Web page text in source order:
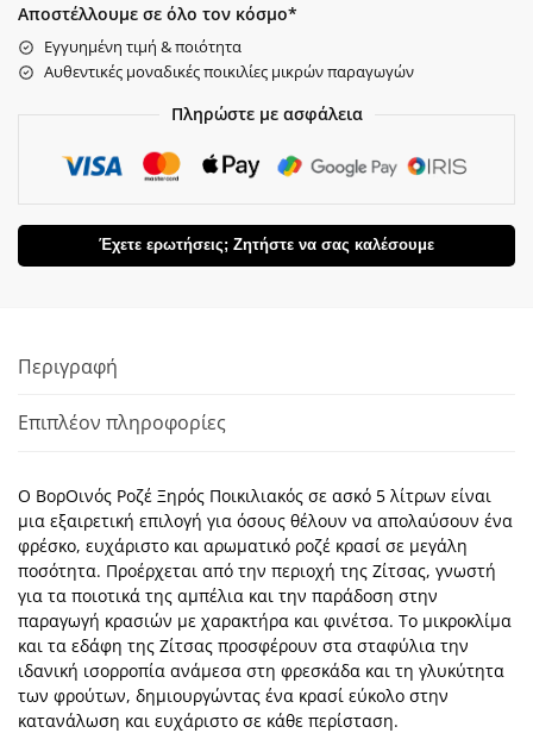
Αποστέλλουμε σε όλο τον κόσμο*
Εγγυημένη τιμή & ποιότητα
Αυθεντικές μοναδικές ποικιλίες μικρών παραγωγών
Πληρώστε με ασφάλεια
Έχετε ερωτήσεις; Ζητήστε να σας καλέσουμε
Περιγραφή
Επιπλέον πληροφορίες
Ο ΒορΟινός Ροζέ Ξηρός Ποικιλιακός σε ασκό 5 λίτρων είναι
μια εξαιρετική επιλογή για όσους θέλουν να απολαύσουν ένα
φρέσκο, ευχάριστο και αρωματικό ροζέ κρασί σε μεγάλη
ποσότητα. Προέρχεται από την περιοχή της Ζίτσας, γνωστή
για τα ποιοτικά της αμπέλια και την παράδοση στην
παραγωγή κρασιών με χαρακτήρα και φινέτσα. Το μικροκλίμα
και τα εδάφη της Ζίτσας προσφέρουν στα σταφύλια την
ιδανική ισορροπία ανάμεσα στη φρεσκάδα και τη γλυκύτητα
των φρούτων, δημιουργώντας ένα κρασί εύκολο στην
κατανάλωση και ευχάριστο σε κάθε περίσταση.